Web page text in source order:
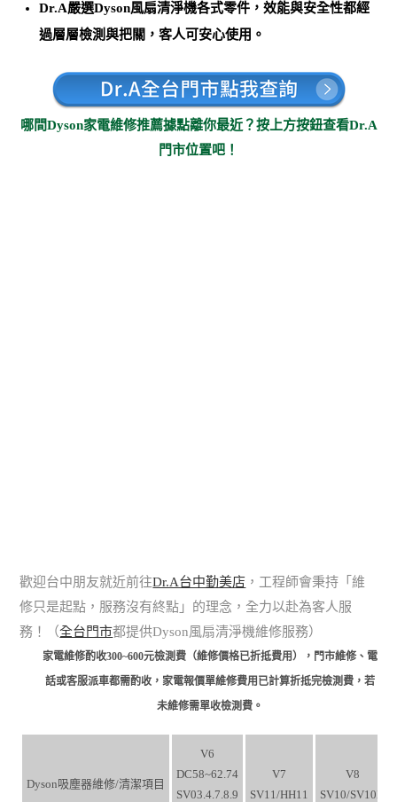
Dr.A嚴選Dyson風扇清淨機各式零件，效能與安全性都經
過層層檢測與把關，客人可安心使用。
哪間Dyson家電維修推薦據點離你最近？按上方按鈕查看Dr.A
門市位置吧！
歡迎台中朋友就近前往Dr.A台中勤美店 ，工程師會秉持「維
修只是起點，服務沒有終點」的理念，全力以赴為客人服
務！（全台門市都提供Dyson風扇清淨機維修服務）
家電維修酌收300~600元檢測費（維修價格已折抵費用），門市維修、電
話或客服派車都需酌收，家電報價單維修費用已計算折抵完檢測費，若
未維修需單收檢測費。
Dyson吸塵器維修/清潔項目
V6
DC58~62.74
SV03.4.7.8.9
V7
SV11/HH11
V8
SV10/SV10K